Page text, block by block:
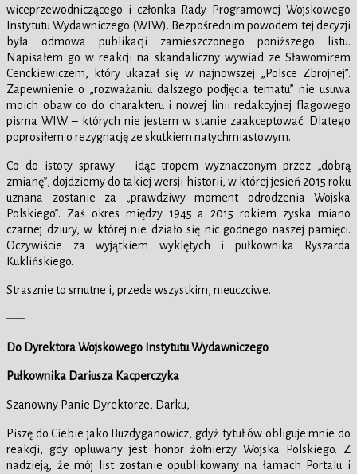
wiceprzewodniczącego i członka Rady Programowej Wojskowego
Instytutu Wydawniczego (WIW). Bezpośrednim powodem tej decyzji
była odmowa publikacji zamieszczonego poniższego listu.
Napisałem go w reakcji na skandaliczny wywiad ze Sławomirem
Cenckiewiczem, który ukazał się w najnowszej „Polsce Zbrojnej”.
Zapewnienie o „rozważaniu dalszego podjęcia tematu” nie usuwa
moich obaw co do charakteru i nowej linii redakcyjnej flagowego
pisma WIW – których nie jestem w stanie zaakceptować. Dlatego
poprosiłem o rezygnację ze skutkiem natychmiastowym.
Co do istoty sprawy – idąc tropem wyznaczonym przez „dobrą
zmianę”, dojdziemy do takiej wersji historii, w której jesień 2015 roku
uznana zostanie za „prawdziwy moment odrodzenia Wojska
Polskiego”. Zaś okres między 1945 a 2015 rokiem zyska miano
czarnej dziury, w której nie działo się nic godnego naszej pamięci.
Oczywiście za wyjątkiem wyklętych i pułkownika Ryszarda
Kuklińskiego.
Strasznie to smutne i, przede wszystkim, nieuczciwe.
—–
Do Dyrektora Wojskowego Instytutu Wydawniczego
Pułkownika Dariusza Kacperczyka
Szanowny Panie Dyrektorze, Darku,
Piszę do Ciebie jako Buzdyganowicz, gdyż tytuł ów obliguje mnie do
reakcji, gdy opluwany jest honor żołnierzy Wojska Polskiego. Z
nadzieją, że mój list zostanie opublikowany na łamach Portalu i